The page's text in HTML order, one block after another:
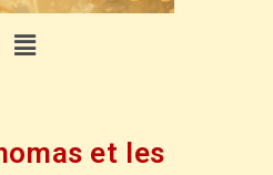
et les